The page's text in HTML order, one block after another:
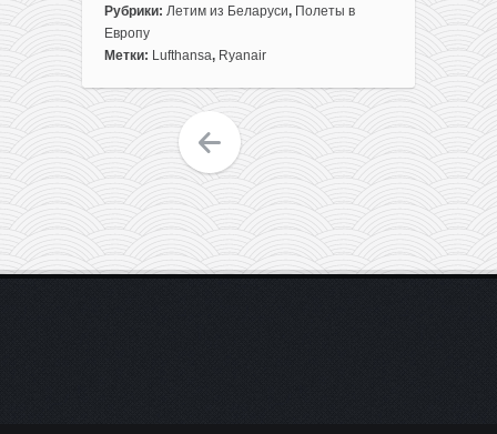
записи
Евротур
с
из
Минска:
Рим,
Барселона
Майорка
в
одной
сборке
Рубрики: Летим из Беларуси, Полеты в
Европу
Метки: Lufthansa, Ryanair